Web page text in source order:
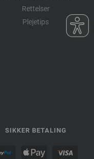
Rettelser
Plejetips
SIKKER BETALING